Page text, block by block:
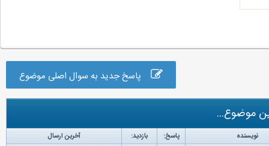
پاسخ جدید به سوال اصلی موضوع
موضوع...
نویسنده پاسخ: بازدید: آخرین ارسال